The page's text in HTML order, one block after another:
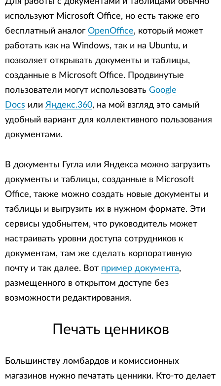
используют Microsoft Office, но есть также его
бесплатный аналог OpenOffice, который может
работать как на Windows, так и на Ubuntu, и
позволяет открывать документы и таблицы,
созданные в Microsoft Office. Продвинутые
пользователи могут использовать Google
Docs или Яндекс.360, на мой взгляд это самый
удобный вариант для коллективного пользования
документами.
В документы Гугла или Яндекса можно загрузить
документы и таблицы, созданные в Microsoft
Office, также можно создать новые документы и
таблицы и выгрузить их в нужном формате. Эти
сервисы удобнытем, что руководитель может
настраивать уровни доступа сотрудников к
документам, там же сделать корпоративную
почту и так далее. Вот пример документа,
размещенного в открытом доступе без
возможности редактирования.
Печать ценников
Большинству ломбардов и комиссионных
магазинов нужно печатать ценники. Кто-то делает